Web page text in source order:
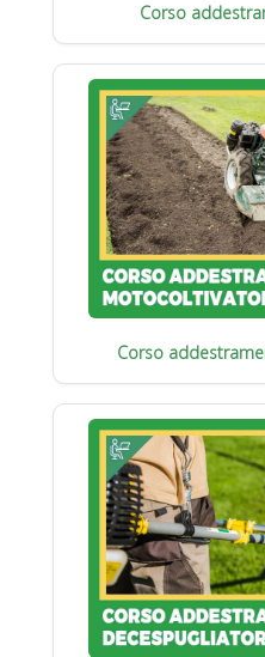
Corso
Corso